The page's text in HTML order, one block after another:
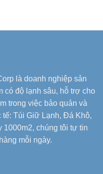
là doanh nghiệp sản
có độ lạnh sâu, hỗ trợ cho
trong việc bảo quản và
Túi Giữ Lạnh, Đá Khô,
chúng tôi tự tin
mỗi ngày.